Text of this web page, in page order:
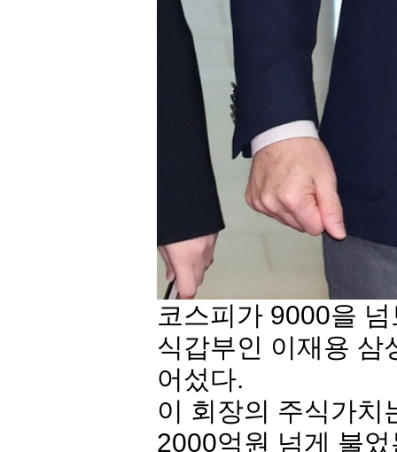
코스피가 9000을
식갑부인 이재용 삼
어섰다.
이 회장의 주식가치
2000억원 넘게 불